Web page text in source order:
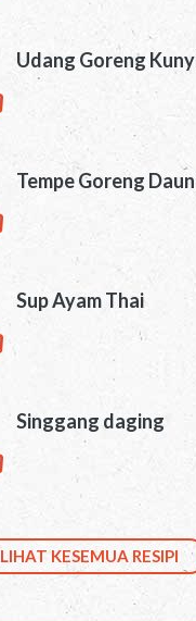
Udang Goreng
Tempe Goreng
Sup Ayam Thai
Singgang daging
LIHAT KESEMUA RESIPI